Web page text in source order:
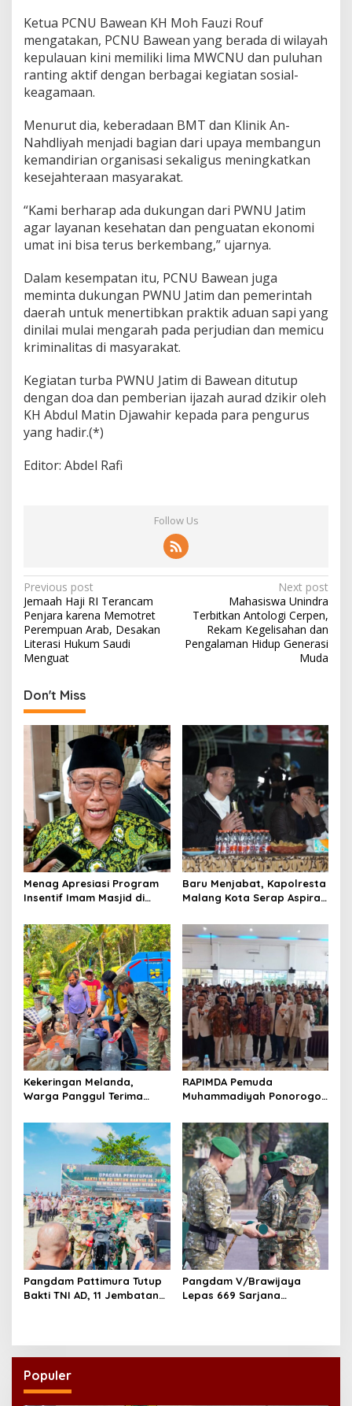
Ketua PCNU Bawean KH Moh Fauzi Rouf
mengatakan, PCNU Bawean yang berada di wilayah
kepulauan kini memiliki lima MWCNU dan puluhan
ranting aktif dengan berbagai kegiatan sosial-
keagamaan.
Menurut dia, keberadaan BMT dan Klinik An-
Nahdliyah menjadi bagian dari upaya membangun
kemandirian organisasi sekaligus meningkatkan
kesejahteraan masyarakat.
“Kami berharap ada dukungan dari PWNU Jatim
agar layanan kesehatan dan penguatan ekonomi
umat ini bisa terus berkembang,” ujarnya.
Dalam kesempatan itu, PCNU Bawean juga
meminta dukungan PWNU Jatim dan pemerintah
daerah untuk menertibkan praktik aduan sapi yang
dinilai mulai mengarah pada perjudian dan memicu
kriminalitas di masyarakat.
Kegiatan turba PWNU Jatim di Bawean ditutup
dengan doa dan pemberian ijazah aurad dzikir oleh
KH Abdul Matin Djawahir kepada para pengurus
yang hadir.(*)
Editor: Abdel Rafi
Follow Us
P
o
s
t
a
v
g
a
t
i
o
n
Previous post
Jemaah Haji RI Terancam
Penjara karena Memotret
Perempuan Arab, Desakan
Literasi Hukum Saudi
Menguat
Next post
Mahasiswa Unindra
Terbitkan Antologi Cerpen,
Rekam Kegelisahan dan
Pengalaman Hidup Generasi
Muda
Don't Miss
Menag Apresiasi Program
Insentif Imam Masjid di
Model Nasional
Baru Menjabat, Kapolresta
Malang Kota Serap Aspirasi
Kamtibmas
Kekeringan Melanda,
Warga Panggul Terima
RAPIMDA Pemuda
Muhammadiyah Ponorogo
Kebangsaan Berbasis
Integritas
Pangdam Pattimura Tutup
Bakti TNI AD, 11 Jembatan
Pangdam V/Brawijaya
Lepas 669 Sarjana
Populer